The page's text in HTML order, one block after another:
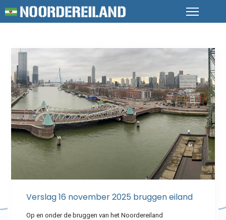
Verslag 16 november 2025 bruggen eiland
Op en onder de bruggen van het Noordereiland